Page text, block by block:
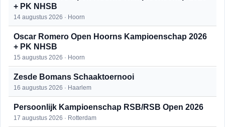
+ PK NHSB
14 augustus 2026 · Hoorn
Oscar Romero Open Hoorns Kampioenschap 2026
+ PK NHSB
15 augustus 2026 · Hoorn
Zesde Bomans Schaaktoernooi
16 augustus 2026 · Haarlem
Persoonlijk Kampioenschap RSB/RSB Open 2026
17 augustus 2026 · Rotterdam